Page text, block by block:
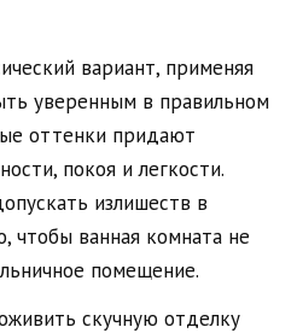
вариант, применяя
уверенным в правильном
оттенки придают
покоя и легкости.
излишеств в
чтобы ванная комната не
помещение.
скучную отделку